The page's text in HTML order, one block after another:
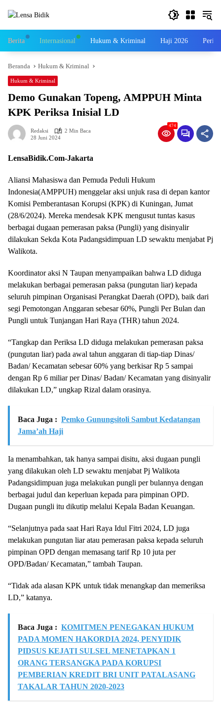
Berita Internasional Hukum & Kriminal Haji 2026
Beranda Hukum & Kriminal
Hukum & Kriminal
Demo Gunakan Topeng, AMPPUH Minta
KPK Periksa Inisial LD
Redaksi
2 Min Baca
28 Juni 2024
474
LensaBidik.Com-Jakarta
Aliansi Mahasiswa dan Pemuda Peduli Hukum
Indonesia(AMPPUH) menggelar aksi unjuk rasa di depan kantor
Komisi Pemberantasan Korupsi (KPK) di Kuningan, Jumat
(28/6/2024). Mereka mendesak KPK mengusut tuntas kasus
berbagai dugaan pemerasan paksa (Pungli) yang disinyalir
dilakukan Sekda Kota Padangsidimpuan LD sewaktu menjabat Pj
Walikota.
Koordinator aksi N Taupan menyampaikan bahwa LD diduga
melakukan berbagai pemerasan paksa (pungutan liar) kepada
seluruh pimpinan Organisasi Perangkat Daerah (OPD), baik dari
segi Pemotongan Anggaran sebesar 60%, Pungli Per Bulan dan
Pungli untuk Tunjangan Hari Raya (THR) tahun 2024.
“Tangkap dan Periksa LD diduga melakukan pemerasan paksa
(pungutan liar) pada awal tahun anggaran di tiap-tiap Dinas/
Badan/ Kecamatan sebesar 60% yang berkisar Rp 5 sampai
dengan Rp 6 miliar per Dinas/ Badan/ Kecamatan yang disinyalir
dilakukan LD,” ungkap Rizal dalam orasinya.
Baca Juga : Pemko Gunungsitoli Sambut Kedatangan
Jama’ah Haji
Ia menambahkan, tak hanya sampai disitu, aksi dugaan pungli
yang dilakukan oleh LD sewaktu menjabat Pj Walikota
Padangsidimpuan juga melakukan pungli per bulannya dengan
berbagai judul dan keperluan kepada para pimpinan OPD.
Dugaan pungli itu dikutip melalui Kepala Badan Keuangan.
“Selanjutnya pada saat Hari Raya Idul Fitri 2024, LD juga
melakukan pungutan liar atau pemerasan paksa kepada seluruh
pimpinan OPD dengan memasang tarif Rp 10 juta per
OPD/Badan/ Kecamatan,” tambah Taupan.
“Tidak ada alasan KPK untuk tidak menangkap dan memeriksa
LD,” katanya.
Baca Juga : KOMITMEN PENEGAKAN HUKUM
PADA MOMEN HAKORDIA 2024, PENYIDIK
PIDSUS KEJATI SULSEL MENETAPKAN 1
ORANG TERSANGKA PADA KORUPSI
PEMBERIAN KREDIT BRI UNIT PATALASANG
TAKALAR TAHUN 2020-2023